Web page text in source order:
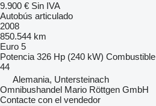
9.900 € Sin IVA
Autobús articulado
2008
850.544 km
Euro 5
Potencia 326 Hp (240 kW) Combustible
44
Alemania, Untersteinach
Omnibushandel Mario Röttgen GmbH
Contacte con el vendedor